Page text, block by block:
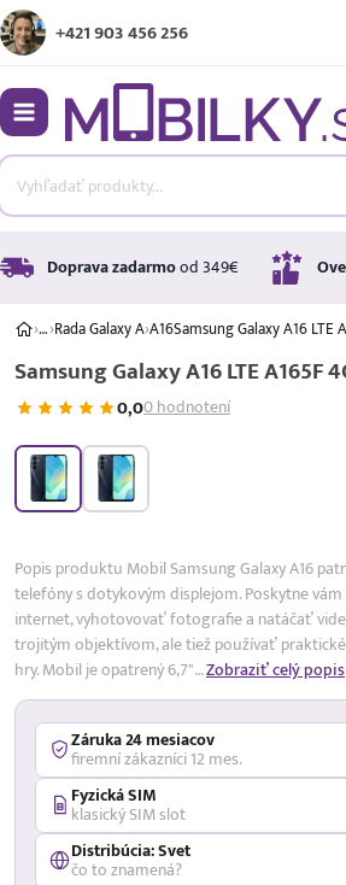
+421 903 456 256
Doprava zadarmood 349€
›…›Rada Galaxy A›A16Samsung Galaxy A16 LTE
Samsung Galaxy A16 LTE A165F
0,00 hodnotení
A A ↑
Úrok
17,99 %
Popis produktu Mobil Samsung Galaxy A16
telefóny s dotykovým displejom. Poskytne
internet, vyhotovovať fotografie a natáčať
trojitým objektívom, ale tiež používať
hry. Mobil je opatrený 6,7"…Zobraziť celý popis
Záruka 24 mesiacov
firemní zákazníci 12 mes.
Fyzická SIM
klasický SIM slot
Distribúcia: Svet
čo to znamená?